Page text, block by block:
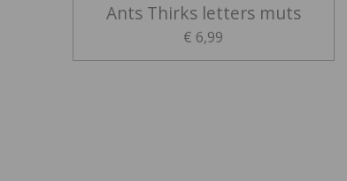
Ants Thirks letters muts
€ 6,99